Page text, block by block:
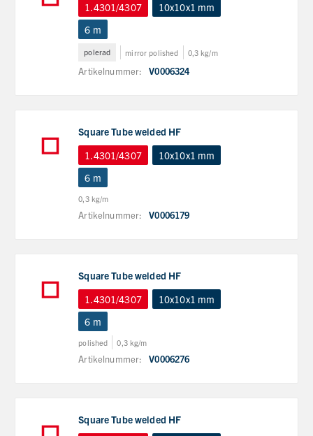
1.4301/4307
10x10x1 mm
6 m
polerad mirror polished 0,3 kg/m
Artikelnummer: V0006324
Square Tube welded HF
1.4301/4307
10x10x1 mm
6 m
0,3 kg/m
Artikelnummer: V0006179
Square Tube welded HF
1.4301/4307
10x10x1 mm
6 m
polished 0,3 kg/m
Artikelnummer: V0006276
Square Tube welded HF